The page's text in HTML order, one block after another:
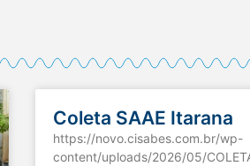
Coleta SAAE Itarana
https://novo.cisabes.com.br/wp-
content/uploads/2026/05/